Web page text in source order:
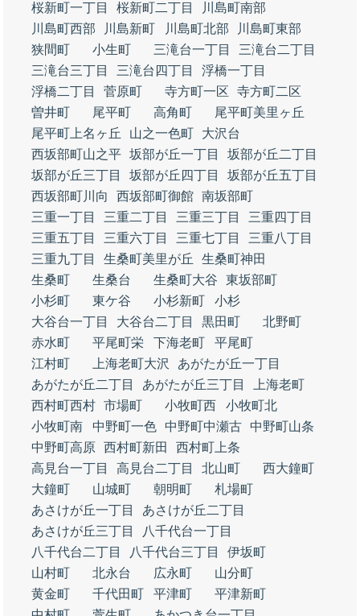
桜新町一丁目
桜新町二丁目
川島町南部
川島町西部
川島新町 川島町北部
川島町東部
狭間町
小生町 三滝台一丁目
三滝台二丁目
三滝台三丁目
三滝台四丁目
浮橋一丁目
浮橋二丁目
菅原町 寺方町一区
寺方町二区
曽井町
尾平町 高角町
尾平町美里ヶ丘
尾平町上名ヶ丘
山之一色町
大沢台
西坂部町山之平 坂部が丘一丁目
坂部が丘二丁目
坂部が丘三丁目
坂部が丘四丁目
坂部が丘五丁目
西坂部町川向
西坂部町御館 南坂部町
三重一丁目
三重二丁目 三重三丁目
三重四丁目
三重五丁目
三重六丁目 三重七丁目
三重八丁目
三重九丁目
生桑町美里が丘
生桑町神田
生桑町
生桑台 生桑町大谷
東坂部町
小杉町
東ケ谷 小杉新町
小杉
大谷台一丁目
大谷台二丁目 黒田町
北野町
赤水町
平尾町栄 下海老町
平尾町
江村町
上海老町大沢
あがたが丘一丁目
あがたが丘二丁目
あがたが丘三丁目
上海老町
西村町西村 市場町 小牧町西
小牧町北
小牧町南
中野町一色 中野町中瀬古
中野町山条
中野町高原 西村町新田
西村町上条
高見台一丁目
高見台二丁目 北山町
西大鐘町
大鐘町
山城町 朝明町
札場町
あさけが丘一丁目
あさけが丘二丁目
あさけが丘三丁目
八千代台一丁目
八千代台二丁目
八千代台三丁目
伊坂町
山村町
北永台 広永町
山分町
黄金町
千代田町 平津町
平津新町